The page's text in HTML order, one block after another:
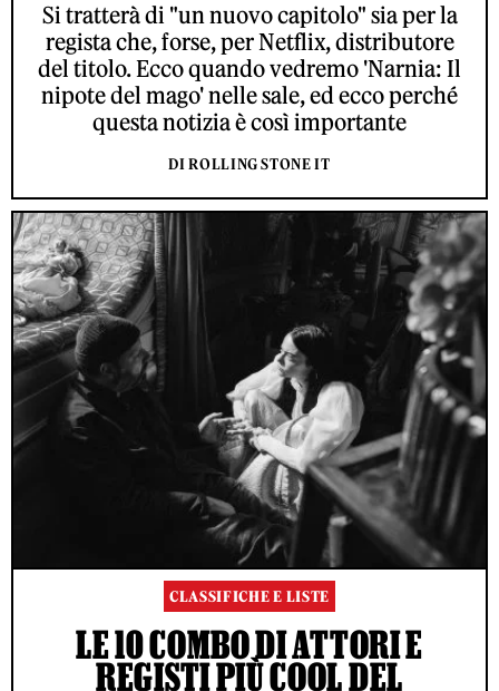
Si tratterà di "un nuovo capitolo" sia per la
regista che, forse, per Netflix, distributore
del titolo. Ecco quando vedremo 'Narnia: Il
nipote del mago' nelle sale, ed ecco perché
questa notizia è così importante
DI ROLLING STONE IT
CLASSIFICHE E LISTE
LE 10 COMBO DI ATTORI E
REGISTI PIÙ COOL DEL